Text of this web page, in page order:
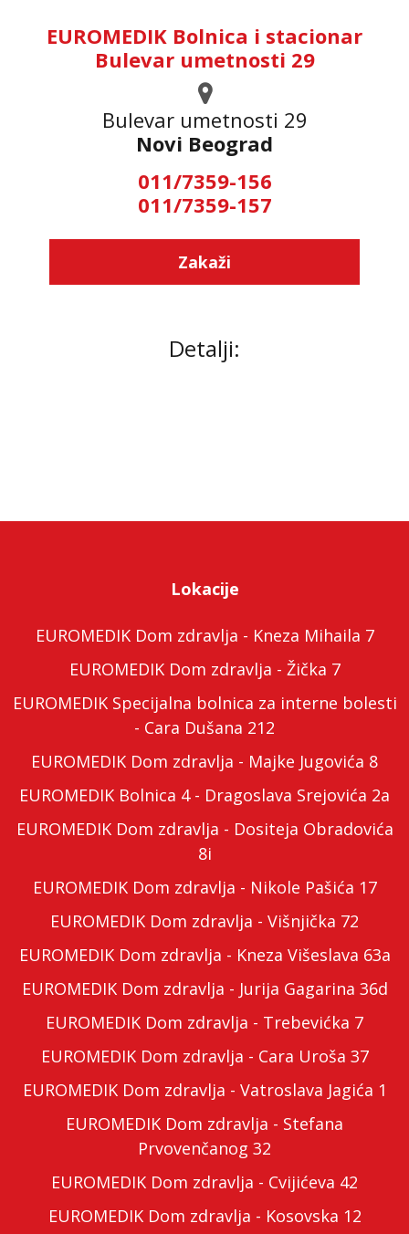
EUROMEDIK Bolnica i stacionar
Bulevar umetnosti 29
Bulevar umetnosti 29
Novi Beograd
011/7359-156
011/7359-157
Zakaži
Detalji:
Lokacije
EUROMEDIK Dom zdravlja - Kneza Mihaila 7
EUROMEDIK Dom zdravlja - Žička 7
EUROMEDIK Specijalna bolnica za interne bolesti
- Cara Dušana 212
EUROMEDIK Dom zdravlja - Majke Jugovića 8
EUROMEDIK Bolnica 4 - Dragoslava Srejovića 2a
EUROMEDIK Dom zdravlja - Dositeja Obradovića
8i
EUROMEDIK Dom zdravlja - Nikole Pašića 17
EUROMEDIK Dom zdravlja - Višnjička 72
EUROMEDIK Dom zdravlja - Kneza Višeslava 63a
EUROMEDIK Dom zdravlja - Jurija Gagarina 36d
EUROMEDIK Dom zdravlja - Trebevićka 7
EUROMEDIK Dom zdravlja - Cara Uroša 37
EUROMEDIK Dom zdravlja - Vatroslava Jagića 1
EUROMEDIK Dom zdravlja - Stefana
Prvovenčanog 32
EUROMEDIK Dom zdravlja - Cvijićeva 42
EUROMEDIK Dom zdravlja - Kosovska 12